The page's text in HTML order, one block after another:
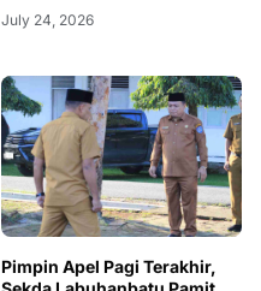
July 24, 2026
Pimpin Apel Pagi Terakhir,